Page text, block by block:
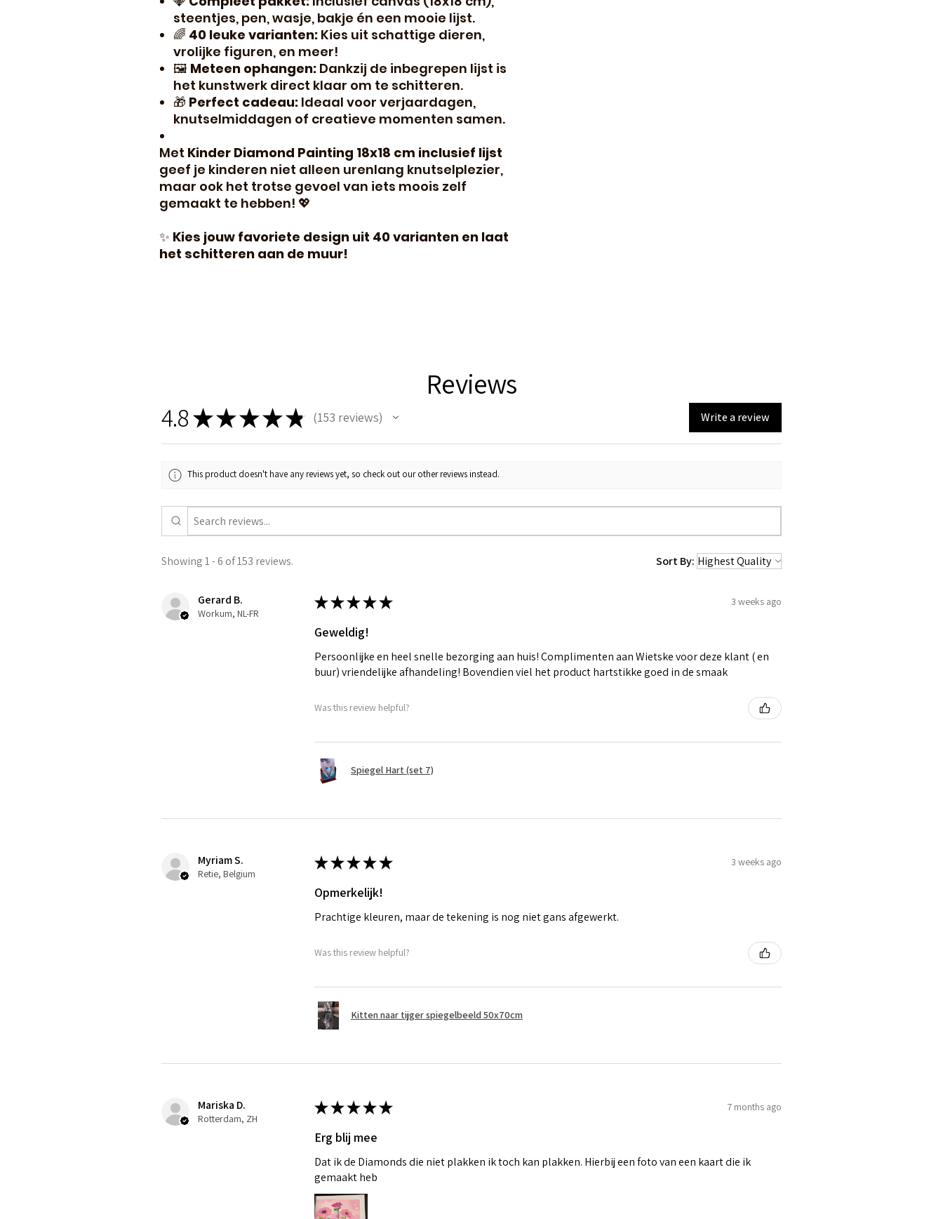
steentjes, pen, wasje, bakje én een mooie lijst.
🌈 40 leuke varianten: Kies uit schattige dieren,
vrolijke figuren, en meer!
🖼️ Meteen ophangen: Dankzij de inbegrepen lijst is
het kunstwerk direct klaar om te schitteren.
🎁 Perfect cadeau: Ideaal voor verjaardagen,
knutselmiddagen of creatieve momenten samen.
Met Kinder Diamond Painting 18x18 cm inclusief lijst
geef je kinderen niet alleen urenlang knutselplezier,
maar ook het trotse gevoel van iets moois zelf
gemaakt te hebben! 💖
✨ Kies jouw favoriete design uit 40 varianten en laat
het schitteren aan de muur!
Reviews
4.8★★★★★ 153 reviews
153 Write a review
This product doesn't have any reviews yet, so check out our other reviews instead.
Showing 1 - 6 of 153 reviews. Sort By:
Gerard B.
Workum, NL-FR
★★★★★ 3 weeks ago
Geweldig!
Persoonlijke en heel snelle bezorging aan huis! Complimenten aan Wietske voor deze klant ( en
buur) vriendelijke afhandeling! Bovendien viel het product hartstikke goed in de smaak
Was this review helpful?
Spiegel Hart (set 7)
Myriam S.
Retie, Belgium
★★★★★ 3 weeks ago
Opmerkelijk!
Prachtige kleuren, maar de tekening is nog niet gans afgewerkt.
Was this review helpful?
Kitten naar tijger spiegelbeeld 50x70cm
Mariska D.
Rotterdam, ZH
★★★★★ 7 months ago
Erg blij mee
Dat ik de Diamonds die niet plakken ik toch kan plakken. Hierbij een foto van een kaart die ik
gemaakt heb